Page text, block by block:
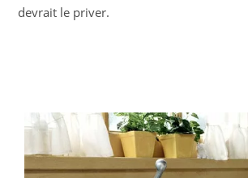
devrait le priver.